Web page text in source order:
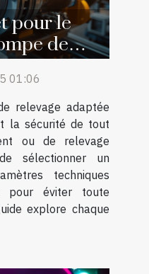
pour le
de
01:06
relevage adaptée
la sécurité de tout
ou de relevage
sélectionner un
techniques
pour éviter toute
explore chaque